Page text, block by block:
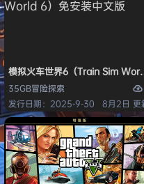
模拟火车世界6（Train Sim
35GB冒险探索
发行日期：2025-9-30
8月2日 更